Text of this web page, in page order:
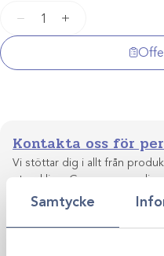
Samtycke
Skalpellskaft
mängd
+
Kontakta oss för
Vi stöttar dig i allt från
utveckling. Genom personlig
skapa smarta, hållbara
verksamhet.